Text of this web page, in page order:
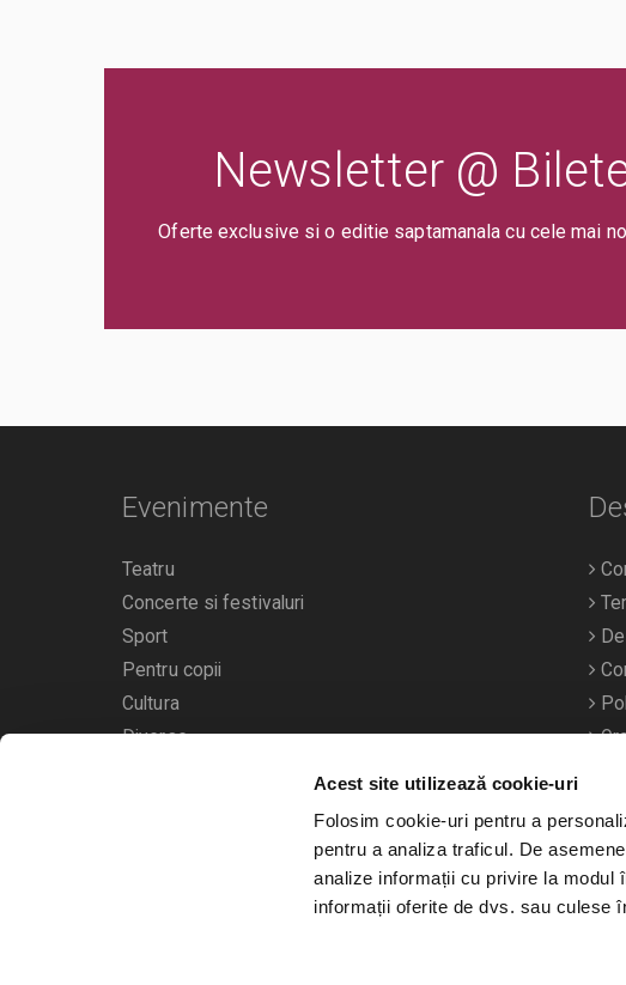
Acest site utilizează cookie-uri
Folosim cookie-uri pentru a
pentru a analiza traficul. De
analize informații cu privire la modul
informații oferite de dvs. sau culese
Newsletter @
Oferte exclusive si o editie saptamanala cu cele mai
Evenimente
Teatru
Concerte si festivaluri
Sport
Pentru copii
Cultura
Diverse
Calendarul evenimentelor